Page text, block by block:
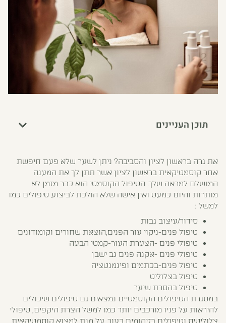
תוכן העניינים
את גרה בראשון לציון והסביבה? ניתן לשער שלא פעם חיפשת
אחר קוסמטיקאית בראשון לציון אשר תתן לך את המענה
המושלם למראה שלך. הטיפול הקוסמטי הוא כבר מזמן לא
מותרות והיום כמעט ואין אישה שלא הולכת לביצוע טיפולים כמו
למשל :
סידור/עיצוב גבות
טיפול פנים-ניקוי עור הפנים,הוצאת שחורים וקומודונים
טיפולי פנים -הצערת העור-קמטי הבעה
טיפולי פנים -אקנה פנים גב ישבן
טיפול פנים-בכתמים ופיגמנטציה
טיפול בצלוליט
טיפול בהסרת שיער
במסגרת הטיפולים הקוסמטיים נמצאים גם טיפולים שיכולים
להיראות על פניו מורכבים יותר כמו למשל הצרת היקפים, טיפולי
צלוליטיס וטיפולים בזיהומים בעור. על מנת למצוא קוסמטיקאית